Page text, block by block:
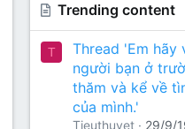
Trending content
T
Thread 'Em
người bạn ở
thăm và kể về
của mình.'
Tieuthuyet
29/9/